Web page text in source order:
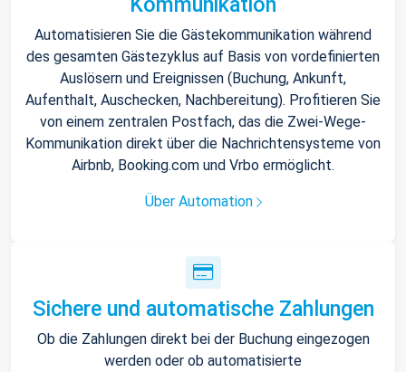
Automatisieren Sie die Gästekommunikation während
des gesamten Gästezyklus auf Basis von vordefinierten
Auslösern und Ereignissen (Buchung, Ankunft,
Aufenthalt, Auschecken, Nachbereitung). Profitieren Sie
von einem zentralen Postfach, das die Zwei-Wege-
Kommunikation direkt über die Nachrichtensysteme von
Airbnb, Booking.com und Vrbo ermöglicht.
Über Automation
Sichere und automatische Zahlungen
Ob die Zahlungen direkt bei der Buchung eingezogen
werden oder ob automatisierte